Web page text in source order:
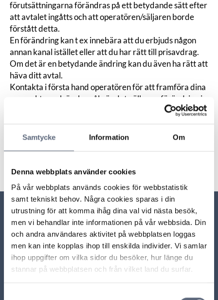
Samtycke Information Om
Denna webbplats använder cookies
På vår webbplats används cookies för webbstatistik
samt tekniskt behov. Några cookies sparas i din
utrustning för att komma ihåg dina val vid nästa besök,
men vi behandlar inte informationen på vår webbsida. Din
och andra användares aktivitet på webbplatsen loggas
men kan inte kopplas ihop till enskilda individer. Vi samlar
ihop uppgifter om vilka sidor du besöker, hur länge du
stannar på webbplatsen och från vilket land du surfar.
förutsättningarna förändras på ett betydande sätt efter
att avtalet ingåtts och att operatören/säljaren borde
förstått detta.
En förändring kan t ex innebära att du erbjuds någon
annan kanal istället eller att du har rätt till prisavdrag.
Om det är en betydande ändring kan du även ha rätt att
häva ditt avtal.
Kontakta i första hand operatören för att framföra dina
synpunkter och önskemål när det gäller en förändring i
Senast uppdaterad:
2026-05-08
Relaterade sidor till frågan
Har du fått ändringar i ditt tv-paket?